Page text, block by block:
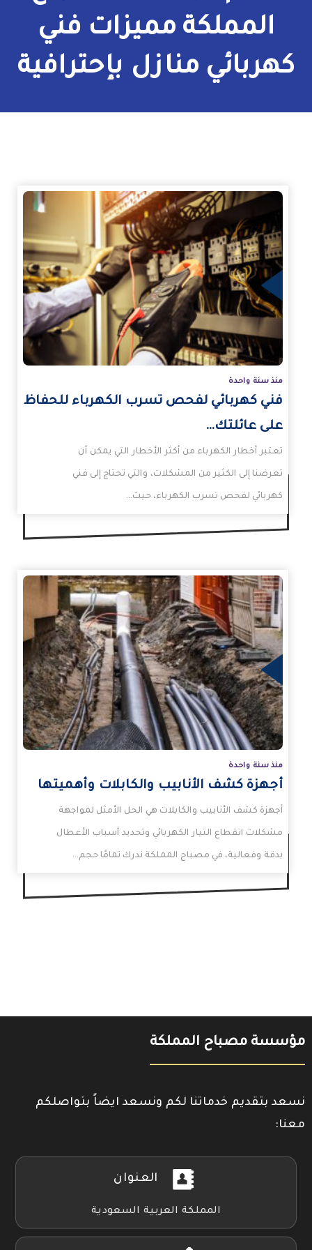
الكهرباء
المملكة مميزات فني
كهربائي منازل بإحترافية
منذ سنة واحدة
فني كهربائي لفحص تسرب الكهرباء للحفاظ
على عائلتك…
تعتبر أخطار الكهرباء من أكثر الأخطار التي يمكن أن
تعرضنا إلى الكثير من المشكلات، والتي تحتاج إلى فني
كهربائي لفحص تسرب الكهرباء، حيث…
منذ سنة واحدة
أجهزة كشف الأنابيب والكابلات وأهميتها
أجهزة كشف الأنابيب والكابلات هي الحل الأمثل لمواجهة
مشكلات انقطاع التيار الكهربائي وتحديد أسباب الأعطال
بدقة وفعالية، في مصباح المملكة ندرك تمامًا حجم…
مؤسسة مصباح المملكة
نسعد بتقديم خدماتنا لكم ونسعد ايضاً بتواصلكم
معنا:
العنوان
المملكة العربية السعودية